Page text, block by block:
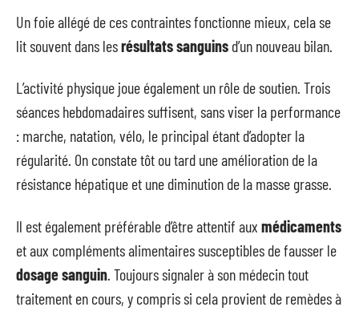
Un foie allégé de ces contraintes fonctionne mieux, cela se
lit souvent dans lesrésultats sanguins d’un nouveau bilan.
L’activité physique joue également un rôle de soutien. Trois
séances hebdomadaires suffisent, sans viser la performance
: marche, natation, vélo, le principal étant d’adopter la
régularité. On constate tôt ou tard une amélioration de la
résistance hépatique et une diminution de la masse grasse.
Il est également préférable d’être attentif aux médicaments
et aux compléments alimentaires susceptibles de fausser le
dosage sanguin . Toujours signaler à son médecin tout
traitement en cours, y compris si cela provient de remèdes à